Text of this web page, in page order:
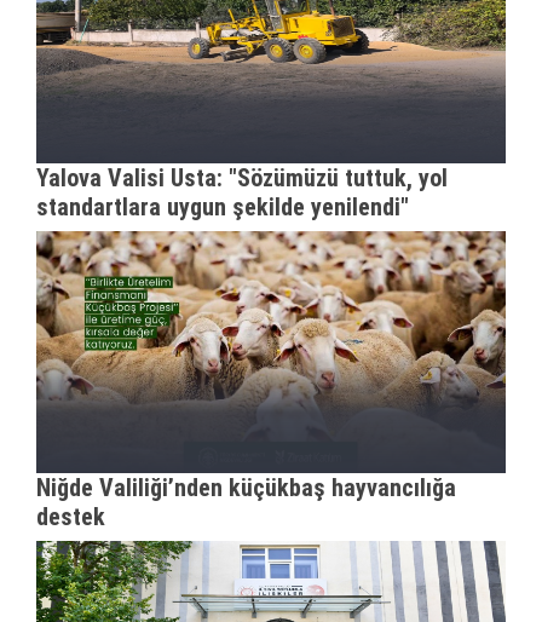
Yalova Valisi Usta: "Sözümüzü tuttuk, yol
standartlara uygun şekilde yenilendi"
Niğde Valiliği’nden küçükbaş hayvancılığa
destek